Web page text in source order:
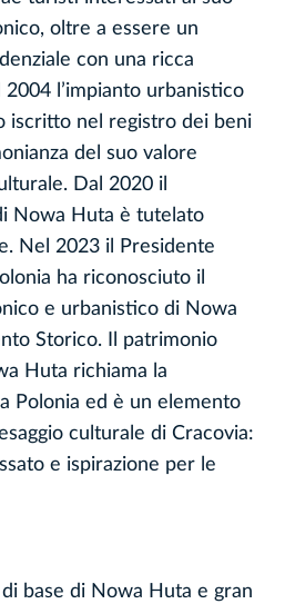
oltre a essere un
con una ricca
l’impianto urbanistico
iscritto nel registro dei beni
del suo valore
Dal 2020 il
Nowa Huta è tutelato
Nel 2023 il Presidente
ha riconosciuto il
e urbanistico di Nowa
Storico. Il patrimonio
Huta richiama la
Polonia ed è un elemento
culturale di Cracovia:
e ispirazione per le
di base di Nowa Huta e gran